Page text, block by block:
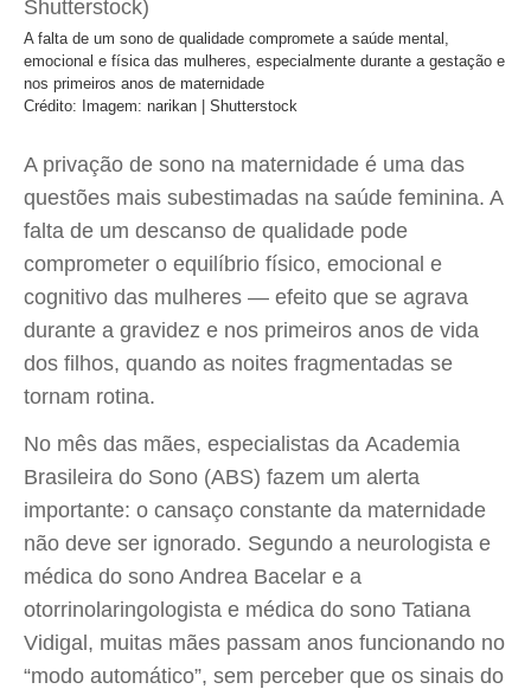
A falta de um sono de qualidade compromete a saúde mental,
emocional e física das mulheres, especialmente durante a gestação e
nos primeiros anos de maternidade
Crédito: Imagem: narikan | Shutterstock
A privação de sono na maternidade é uma das
questões mais subestimadas na saúde feminina. A
falta de um descanso de qualidade pode
comprometer o equilíbrio físico, emocional e
cognitivo das mulheres — efeito que se agrava
durante a gravidez e nos primeiros anos de vida
dos filhos, quando as noites fragmentadas se
tornam rotina.
No mês das mães, especialistas da Academia
Brasileira do Sono (ABS) fazem um alerta
importante: o cansaço constante da maternidade
não deve ser ignorado. Segundo a neurologista e
médica do sono Andrea Bacelar e a
otorrinolaringologista e médica do sono Tatiana
Vidigal, muitas mães passam anos funcionando no
“modo automático”, sem perceber que os sinais do